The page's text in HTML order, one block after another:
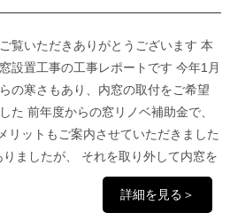
覧いただきありがとうございます 本
設置工事の工事レポートです 今年1月
の寒さもあり、内窓の取付をご希望
た 前年度からの窓リノベ補助金で、
リットもご案内させていただきました
ましたが、 それを取り外して内窓を
詳細を見る＞